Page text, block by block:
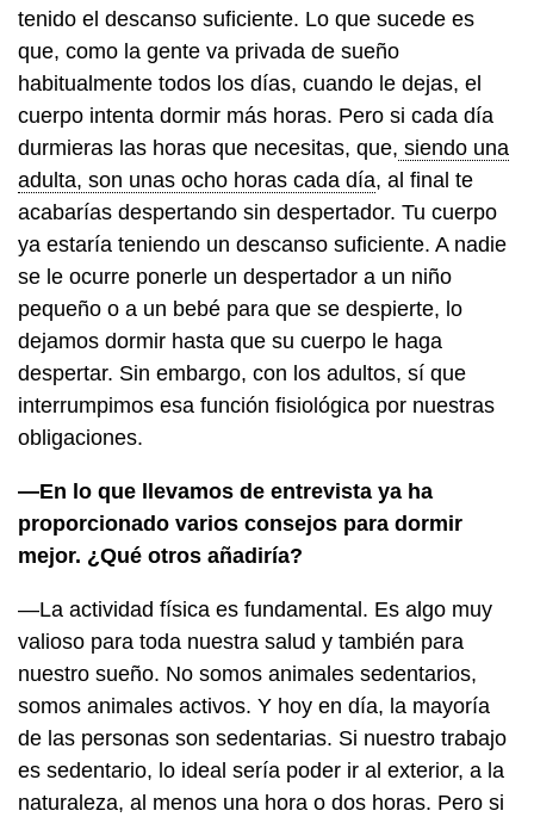
tenido el descanso suficiente. Lo que sucede es
que, como la gente va privada de sueño
habitualmente todos los días, cuando le dejas, el
cuerpo intenta dormir más horas. Pero si cada día
durmieras las horas que necesitas, que, siendo una
adulta, son unas ocho horas cada día, al final te
acabarías despertando sin despertador. Tu cuerpo
ya estaría teniendo un descanso suficiente. A nadie
se le ocurre ponerle un despertador a un niño
pequeño o a un bebé para que se despierte, lo
dejamos dormir hasta que su cuerpo le haga
despertar. Sin embargo, con los adultos, sí que
interrumpimos esa función fisiológica por nuestras
obligaciones.
—En lo que llevamos de entrevista ya ha
proporcionado varios consejos para dormir
mejor. ¿Qué otros añadiría?
—La actividad física es fundamental. Es algo muy
valioso para toda nuestra salud y también para
nuestro sueño. No somos animales sedentarios,
somos animales activos. Y hoy en día, la mayoría
de las personas son sedentarias. Si nuestro trabajo
es sedentario, lo ideal sería poder ir al exterior, a la
naturaleza, al menos una hora o dos horas. Pero si